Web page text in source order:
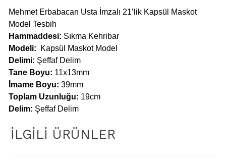
Mehmet Erbabacan Usta İmzalı 21’lik Kapsül Maskot
Model Tesbih
Hammaddesi: Sıkma Kehribar
Modeli: Kapsül Maskot Mode
Delimi: Şeffaf Delim
Tane Boyu: 11x13mm
İmame Boyu: 39mm
Toplam Uzunluğu: 19cm
Delim: Şeffaf Delim
İLGILI ÜRÜNLER